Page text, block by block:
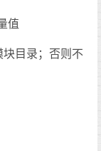
值
目录；否则不